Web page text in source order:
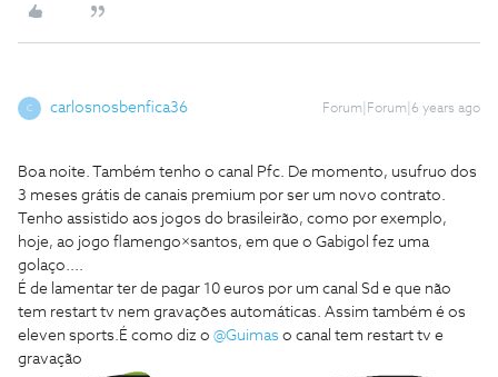
C carlosnosbenfica36 Forum|Forum|6 years ago
Boa noite. Também tenho o canal Pfc. De momento, usufruo dos
3 meses grátis de canais premium por ser um novo contrato.
Tenho assistido aos jogos do brasileirão, como por exemplo,
hoje, ao jogo flamengo×santos, em que o Gabigol fez uma
golaço....
É de lamentar ter de pagar 10 euros por um canal Sd e que não
tem restart tv nem gravações automáticas. Assim também é os
eleven sports. É como diz o @Guimas o canal tem restart tv e
gravação